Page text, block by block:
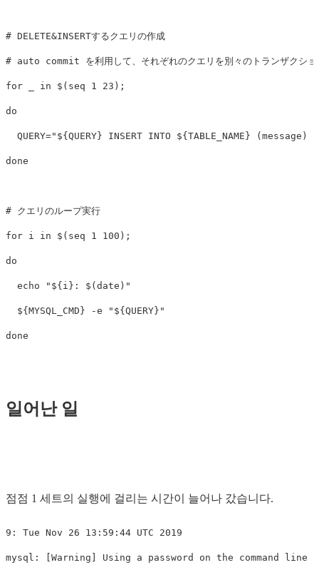
# DELETE&INSERTするクエリの作成
# auto commit を利用して、それぞれのクエリを別々のトランザクショ
for in $( seq 1 23 ) ;
do
QUERY=" ${ QUERY } INSERT INTO ${ TABLE_NAME } (message)
done
# クエリのループ実行
for i in $( seq 1 100 ) ;
do
echo " ${ i } : $( date ) "
${ MYSQL_CMD } -e " ${ QUERY } "
done
일어난 일
점점 1 세트의 실행에 걸리는 시간이 늘어나 갔습니다.
9: Tue Nov 26 13:59:44 UTC 2019
mysql: Warning] Using a password on the command line